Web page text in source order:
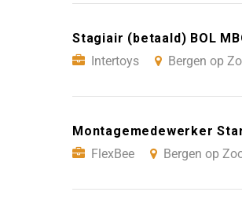
Stagiair (betaald) BOL
Intertoys
Bergen op
Montagemedewerker
FlexBee
Bergen op